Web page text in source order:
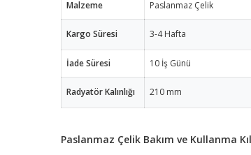
Malzeme Paslanmaz Çelik
Kargo Süresi 3-4 Hafta
İade Süresi 10 İş Günü
Radyatör Kalınlığı 210 mm
Paslanmaz Çelik Bakım ve Kullanma